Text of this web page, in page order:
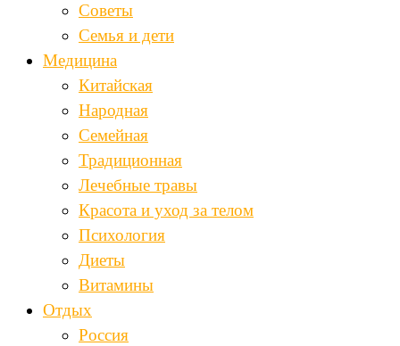
Советы
Семья и дети
Медицина
Китайская
Народная
Семейная
Традиционная
Лечебные травы
Красота и уход за телом
Психология
Диеты
Витамины
Отдых
Россия